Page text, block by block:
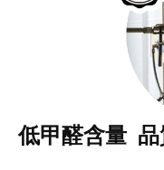
低甲醛含量 品